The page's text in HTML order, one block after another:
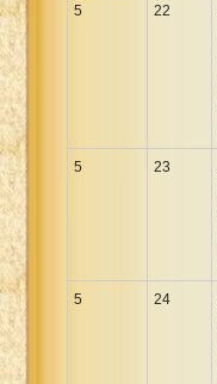
5 22
5 23
5 24